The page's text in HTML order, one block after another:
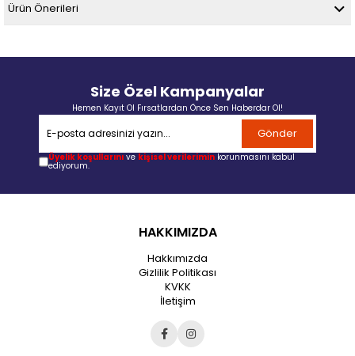
Ürün Önerileri
Size Özel Kampanyalar
Hemen Kayıt Ol Fırsatlardan Önce Sen Haberdar Ol!
Gönder
Üyelik koşullarını ve kişisel verilerimin korunmasını kabul
ediyorum.
HAKKIMIZDA
Hakkımızda
Gizlilik Politikası
KVKK
İletişim